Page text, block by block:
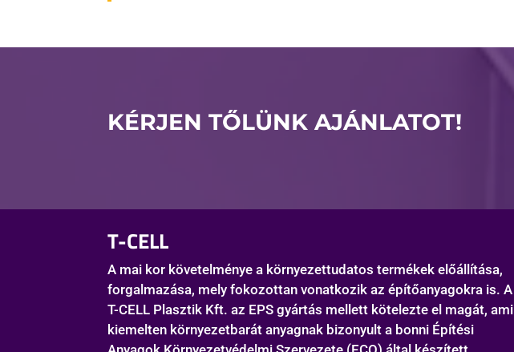
KÉRJEN TŐLÜNK AJÁNLATOT!
T-CELL
A mai kor követelménye a környezettudatos termékek előállítása,
forgalmazása, mely fokozottan vonatkozik az építőanyagokra is. A
T-CELL Plasztik Kft. az EPS gyártás mellett kötelezte el magát, ami
kiemelten környezetbarát anyagnak bizonyult a bonni Építési